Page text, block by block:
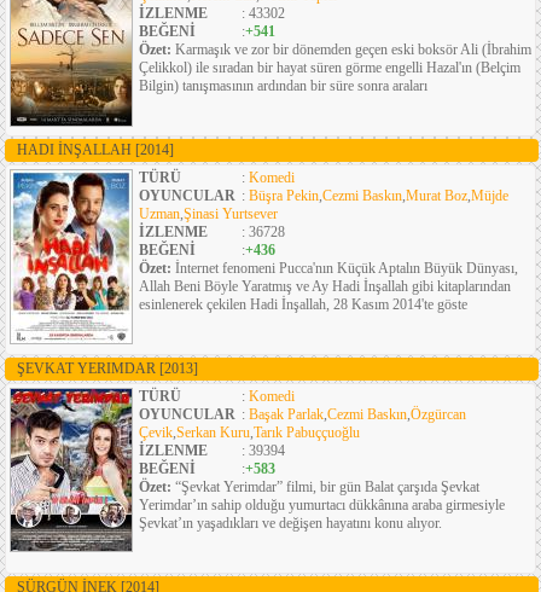
İZLENME
: 43302
BEĞENİ
:+541
Özet: Karmaşık ve zor bir dönemden geçen eski boksör Ali (İbrahim
Çelikkol) ile sıradan bir hayat süren görme engelli Hazal'ın (Belçim
Bilgin) tanışmasının ardından bir süre sonra araları
HADI İNŞALLAH [2014]
TÜRÜ
: Komedi
OYUNCULAR : Büşra Pekin,Cezmi Baskın,Murat Boz,Müjde
Uzman,Şinasi Yurtsever
İZLENME
: 36728
BEĞENİ
:+436
Özet: İnternet fenomeni Pucca'nın Küçük Aptalın Büyük Dünyası,
Allah Beni Böyle Yaratmış ve Ay Hadi İnşallah gibi kitaplarından
esinlenerek çekilen Hadi İnşallah, 28 Kasım 2014'te göste
ŞEVKAT YERIMDAR [2013]
TÜRÜ
: Komedi
OYUNCULAR : Başak Parlak,Cezmi Baskın,Özgürcan
Çevik,Serkan Kuru,Tarık Pabuççuoğlu
İZLENME
: 39394
BEĞENİ
:+583
Özet: “Şevkat Yerimdar” filmi, bir gün Balat çarşıda Şevkat
Yerimdar’ın sahip olduğu yumurtacı dükkânına araba girmesiyle
Şevkat’ın yaşadıkları ve değişen hayatını konu alıyor.
SÜRGÜN İNEK [2014]